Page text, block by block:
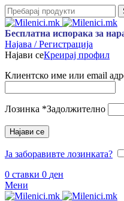
Бесплатна испорака за
Најава / Регистрација
Најави сеКреирај профил
Клиентско име или email
Лозинка *Задолжително
Најави се
Ја заборавивте лозинката?
0 ставки 0 ден
Мени